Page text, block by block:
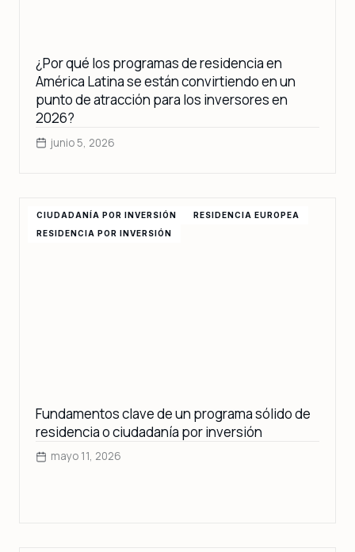
¿Por qué los programas de residencia en
América Latina se están convirtiendo en un
punto de atracción para los inversores en
2026?
junio 5, 2026
CIUDADANÍA POR INVERSIÓN
RESIDENCIA EUROPEA
RESIDENCIA POR INVERSIÓN
Fundamentos clave de un programa sólido de
residencia o ciudadanía por inversión
mayo 11, 2026